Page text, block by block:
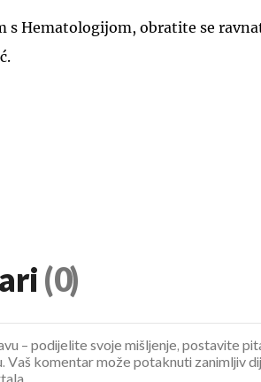
s Hematologijom, obratite se
(0)
– podijelite svoje mišljenje, postavite
Vaš komentar može potaknuti zanimljiv